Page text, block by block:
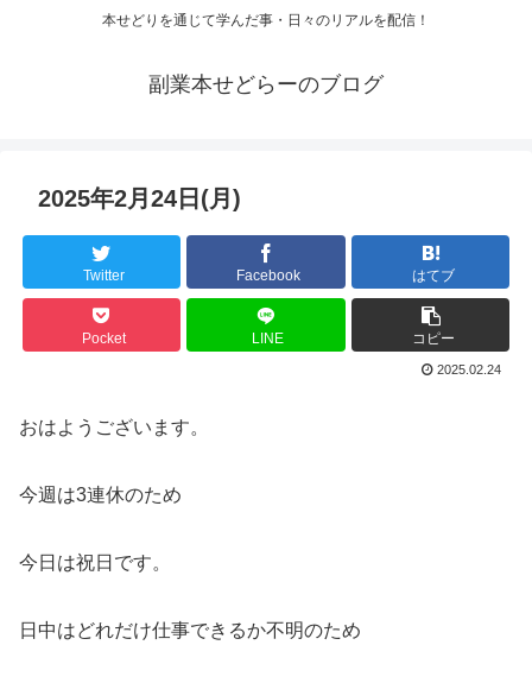
本せどりを通じて学んだ事・日々のリアルを配信！
副業本せどらーのブログ
2025年2月24日(月)
Twitter Facebook はてブ
Pocket LINE コピー
2025.02.24
おはようございます。
今週は3連休のため
今日は祝日です。
日中はどれだけ仕事できるか不明のため